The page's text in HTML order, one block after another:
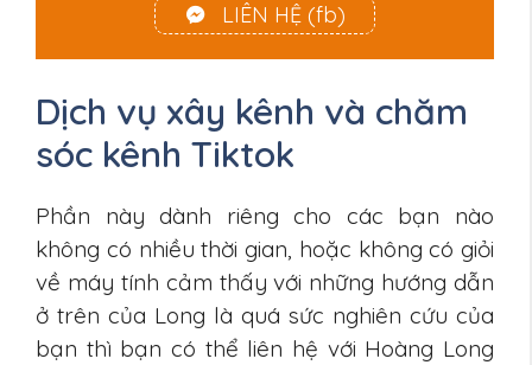
LIÊN HỆ (fb)
Dịch vụ xây kênh và chăm
sóc kênh Tiktok
Phần này dành riêng cho các bạn nào
không có nhiều thời gian, hoặc không có giỏi
về máy tính cảm thấy với những hướng dẫn
ở trên của Long là quá sức nghiên cứu của
bạn thì bạn có thể liên hệ với Hoàng Long